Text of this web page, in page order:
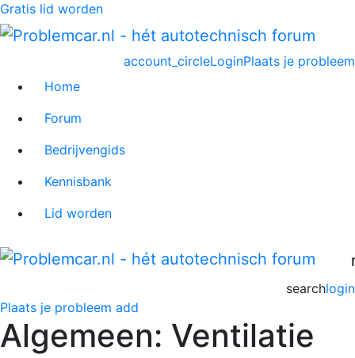
Gratis lid worden
Plaats je probleem
account_circleLogin
Home
Forum
Bedrijvengids
Kennisbank
Lid worden
login
search
Plaats je probleem add
Algemeen: Ventilatie